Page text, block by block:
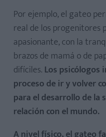
Por ejemplo, el gateo
real de los progenitores
apasionante, con la
brazos de mamá o de
difíciles. Los psicólogos
proceso de ir y volver
para el desarrollo de
relación con el mundo.